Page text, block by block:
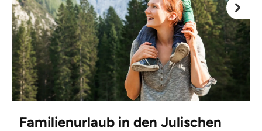
Familienurlaub in den Julischen